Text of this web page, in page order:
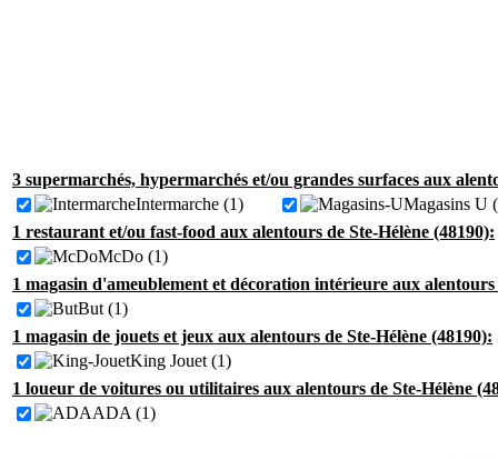
3 supermarchés, hypermarchés et/ou grandes surfaces aux
Intermarche (1)
Magasins U
1 restaurant et/ou fast-food aux alentours de Ste-Hélène (48190):
McDo (1)
1 magasin d'ameublement et décoration intérieure aux alentours
But (1)
1 magasin de jouets et jeux aux alentours de Ste-Hélène (48190):
King Jouet (1)
1 loueur de voitures ou utilitaires aux alentours de Ste-Hélène
ADA (1)